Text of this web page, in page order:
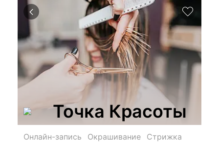
Точка Красоты
Онлайн-запись Окрашивание
Стрижка